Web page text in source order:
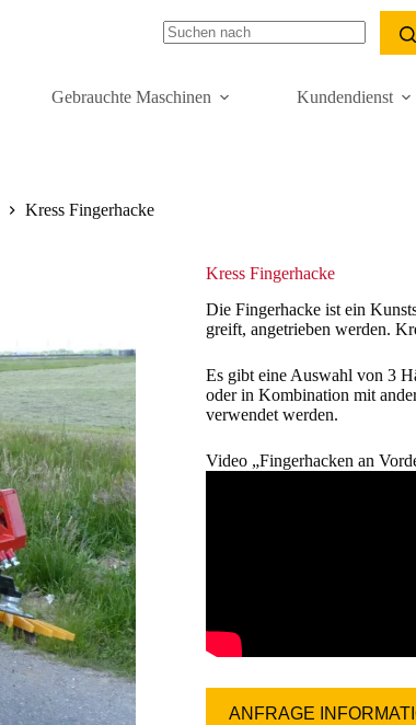
Gebrauchte Maschinen Kundendienst
Kress Fingerhacke
Kress Fingerhacke
Die Fingerhacke ist ein
greift, angetrieben werden.
Es gibt eine Auswahl von 3
oder in Kombination mit
verwendet werden.
Video „Fingerhacken an
ANFRAGE